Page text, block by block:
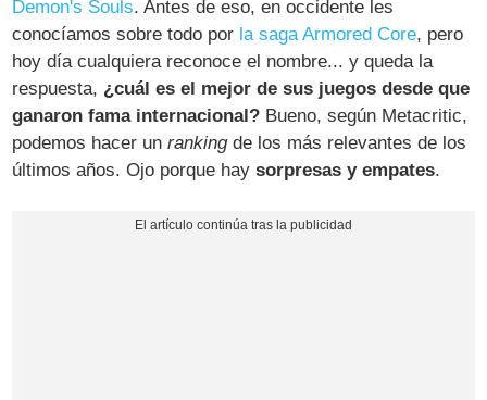
Demon's Souls. Antes de eso, en occidente les
conocíamos sobre todo por la saga Armored Core, pero
hoy día cualquiera reconoce el nombre... y queda la
respuesta, ¿cuál es el mejor de sus juegos desde que
ganaron fama internacional? Bueno, según Metacritic,
podemos hacer unrankingde los más relevantes de los
últimos años. Ojo porque haysorpresas y empates.